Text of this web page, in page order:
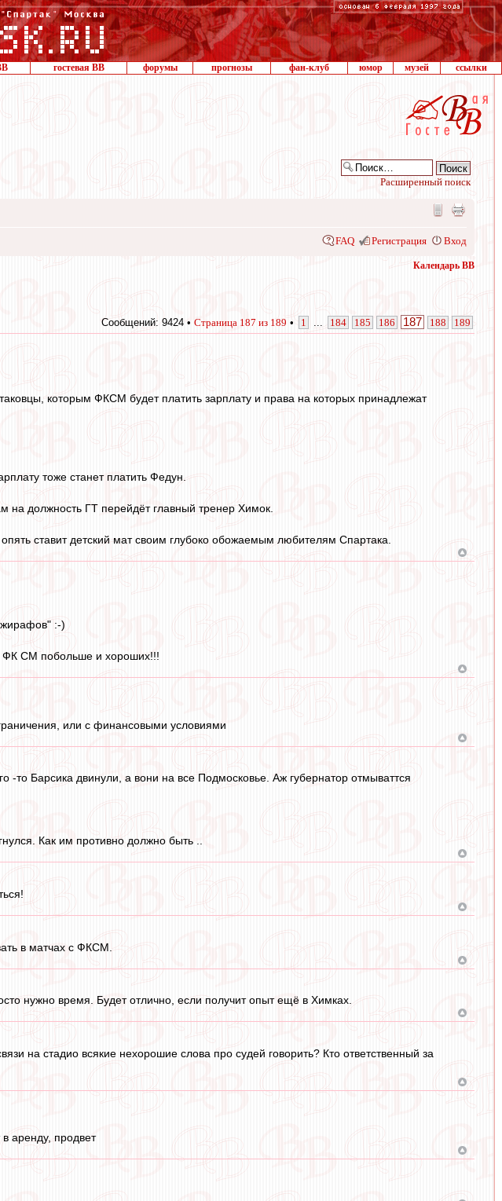
гостевая ВВ форумы прогнозы фан-клуб юмор музей ссылки
Расширенный поиск
FAQ Регистрация Вход
Календарь ВВ
Сообщений: 9424 • Страница 187 из 189 • 1 184 185 186 187 188 189
которым ФКСМ будет платить зарплату и права на которых принадлежат
тоже станет платить Федун.
на должность ГТ перейдёт главный тренер Химок.
ставит детский мат своим глубоко обожаемым любителям Спартака.
:-)
ФК СМ побольше и хороших!!!
или с финансовыми условиями
-то Барсика двинули, а вони на все Подмосковье. Аж губернатор отмываттся
Как им противно должно быть ..
в матчах с ФКСМ.
нужно время. Будет отлично, если получит опыт ещё в Химках.
на стадио всякие нехорошие слова про судей говорить? Кто ответственный за
аренду, продвет